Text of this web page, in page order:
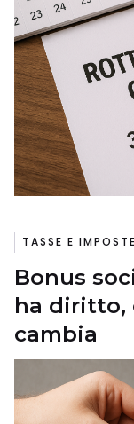
TASSE E IMPOSTE
Bonus
ha diritto,
cambia